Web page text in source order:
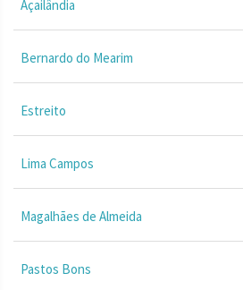
Açailândia
Bernardo do Mearim
Estreito
Lima Campos
Magalhães de Almeida
Pastos Bons